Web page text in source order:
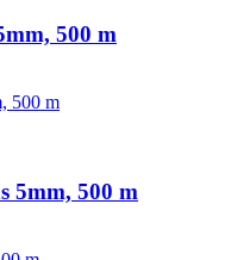
500 m
5mm, 500 m